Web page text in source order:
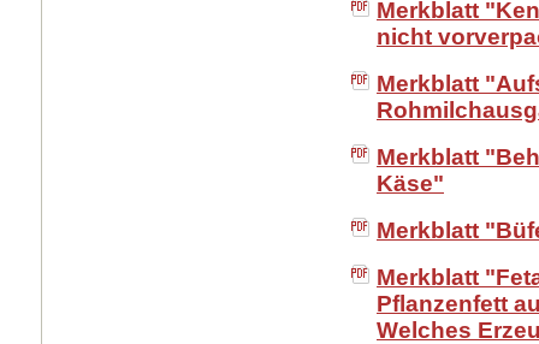
Merkblatt
nicht
Merkblatt
Merkblatt
Käse"
Merkblatt
Merkblatt
Pflanzenfett
Welches